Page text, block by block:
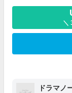
＼
ドラマノ